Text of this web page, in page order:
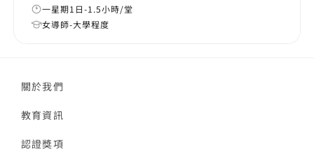
一星期1日-1.5小時/堂
女導師-大學程度
關於我們
教育資訊
認證獎項